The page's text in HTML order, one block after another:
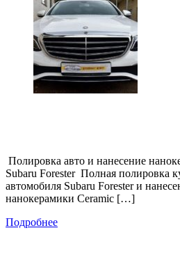
Полировка авто и нанесение
Subaru Forester Полная полировка
автомобиля Subaru Forester и
нанокерамики Ceramic […]
Подробнее